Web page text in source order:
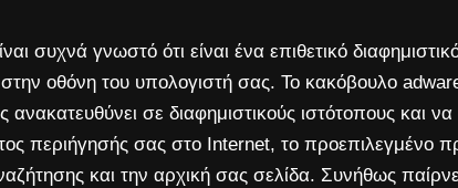
συχνά γνωστό ότι είναι ένα επιθετικό
στην οθόνη του υπολογιστή σας. Το κακόβουλο
σε διαφημιστικούς ιστότοπους και να
περιήγησής σας στο Internet, το προεπιλεγμένο
και την αρχική σας σελίδα. Συνήθως